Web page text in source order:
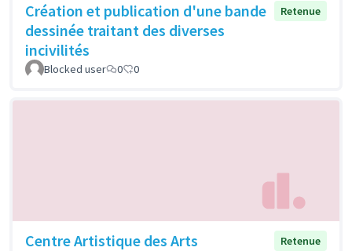
Création et publication d'une bande
dessinée traitant des diverses
incivilités
Retenue
Blocked user 0 0
Centre Artistique des Arts
Retenue